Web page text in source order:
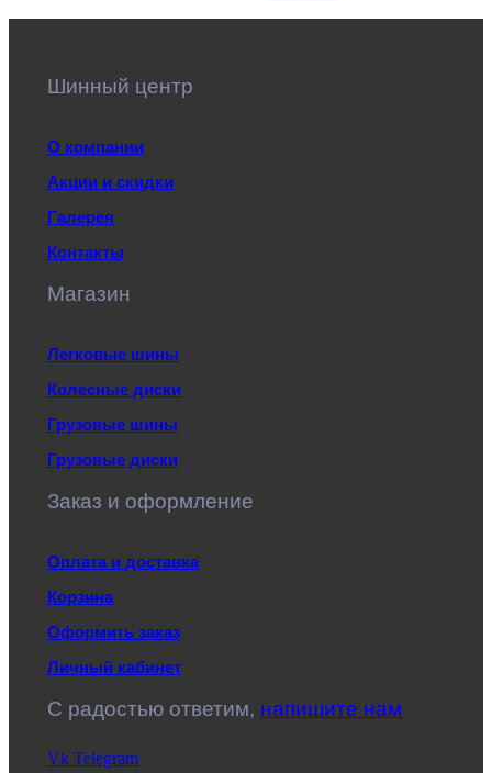
Шинный центр
О компании
Акции и скидки
Галерея
Контакты
Магазин
Легковые шины
Колесные диски
Грузовые шины
Грузовые диски
Заказ и оформление
Оплата и доставка
Корзина
Оформить заказ
Личный кабинет
C радостью ответим, напишите нам
Vk Telegram